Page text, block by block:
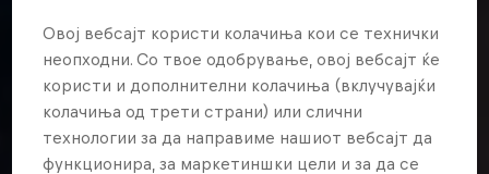
Овој вебсајт користи колачиња кои се технички
неопходни. Со твое одобрување, овој вебсајт ќе
користи и дополнителни колачиња (вклучувајќи
колачиња од трети страни) или слични
технологии за да направиме нашиот вебсајт да
функционира, за маркетиншки цели и за да се